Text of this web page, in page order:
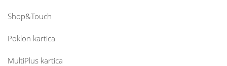
Shop&Touch
Poklon kartica
MultiPlus kartica